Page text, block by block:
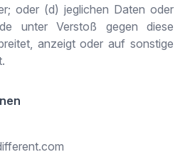
oder (d) jeglichen Daten oder
unter Verstoß gegen diese
anzeigt oder auf sonstige